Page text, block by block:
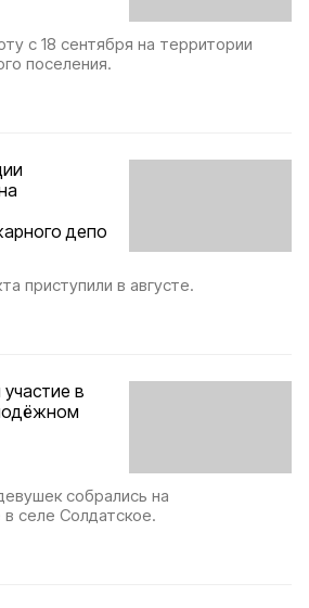
с 18 сентября на территории
поселения.
депо
приступили в августе.
в
собрались на
селе Солдатское.